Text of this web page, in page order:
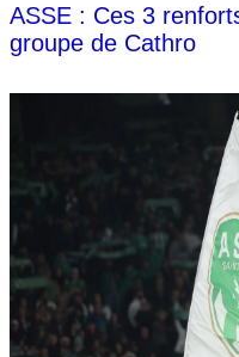
ASSE : Ces 3
groupe de Cathro